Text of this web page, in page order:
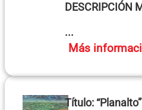
DESCRIPCIÓN
...
Más
Título: “Planalto”